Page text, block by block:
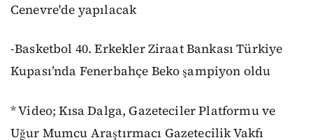
Cenevre'de yapılacak
-Basketbol 40. Erkekler Ziraat Bankası Türkiye
Kupası’nda Fenerbahçe Beko şampiyon oldu
* Video; Kısa Dalga, Gazeteciler Platformu ve
Uğur Mumcu Araştırmacı Gazetecilik Vakfı